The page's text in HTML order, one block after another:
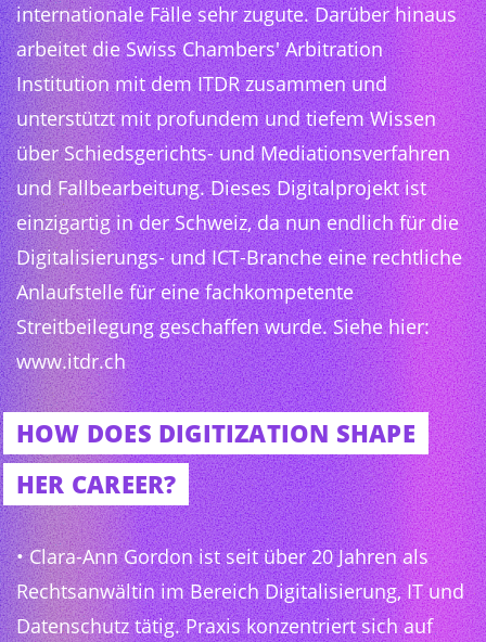
internationale Fälle sehr zugute. Darüber hinaus
arbeitet die Swiss Chambers' Arbitration
Institution mit dem ITDR zusammen und
unterstützt mit profundem und tiefem Wissen
über Schiedsgerichts- und Mediationsverfahren
und Fallbearbeitung. Dieses Digitalprojekt ist
einzigartig in der Schweiz, da nun endlich für die
Digitalisierungs- und ICT-Branche eine rechtliche
Anlaufstelle für eine fachkompetente
Streitbeilegung geschaffen wurde. Siehe hier:
www.itdr.ch
HOW DOES DIGITIZATION SHAPE
HER CAREER?
• Clara-Ann Gordon ist seit über 20 Jahren als
Rechtsanwältin im Bereich Digitalisierung, IT und
Datenschutz tätig. Praxis konzentriert sich auf